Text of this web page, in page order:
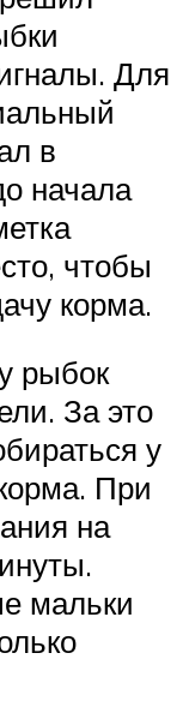
Для
в
начала
чтобы
корма.
рыбок
За это
у
При
на
мальки